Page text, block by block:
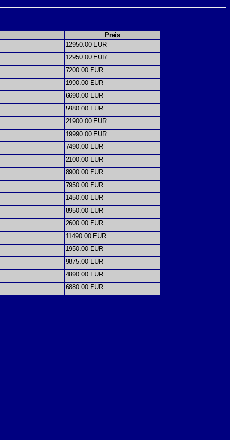
Preis
12950.00 EUR
12950.00 EUR
7200.00 EUR
1990.00 EUR
6690.00 EUR
5980.00 EUR
21900.00 EUR
19990.00 EUR
7490.00 EUR
2100.00 EUR
8900.00 EUR
7950.00 EUR
1450.00 EUR
8950.00 EUR
2600.00 EUR
11490.00 EUR
1950.00 EUR
9875.00 EUR
4990.00 EUR
6880.00 EUR